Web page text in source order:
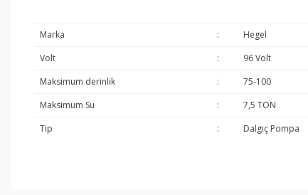
Marka :
Hegel
Volt
:
96 Volt
Maksimum derinlik
:
75-100
Maksimum Su
:
7,5 TON
Tip
: Dalgıç Pompa